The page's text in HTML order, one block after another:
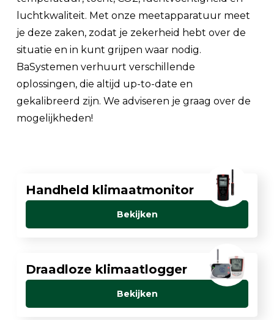
luchtkwaliteit. Met onze meetapparatuur meet
je deze zaken, zodat je zekerheid hebt over de
situatie en in kunt grijpen waar nodig.
BaSystemen verhuurt verschillende
oplossingen, die altijd up-to-date en
gekalibreerd zijn. We adviseren je graag over de
mogelijkheden!
Handheld klimaatmonitor
Bekijken
Draadloze klimaatlogger
Bekijken